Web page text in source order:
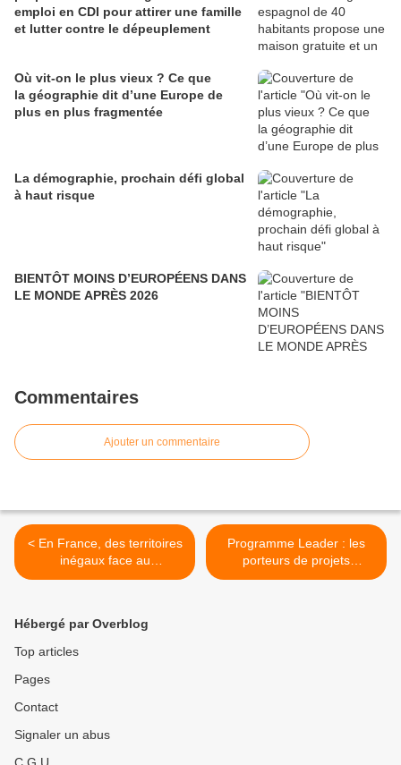
emploi en CDI pour attirer une famille
et lutter contre le dépeuplement
Où vit-on le plus vieux ? Ce que
la géographie dit d’une Europe de
plus en plus fragmentée
La démographie, prochain défi global
à haut risque
BIENTÔT MOINS D’EUROPÉENS DANS
LE MONDE APRÈS 2026
Commentaires
Ajouter un commentaire
< En France, des territoires
inégaux face au
vieillissement
Programme Leader : les
porteurs de projets
confrontés au mur
Hébergé par Overblog
Top articles
Pages
Contact
Signaler un abus